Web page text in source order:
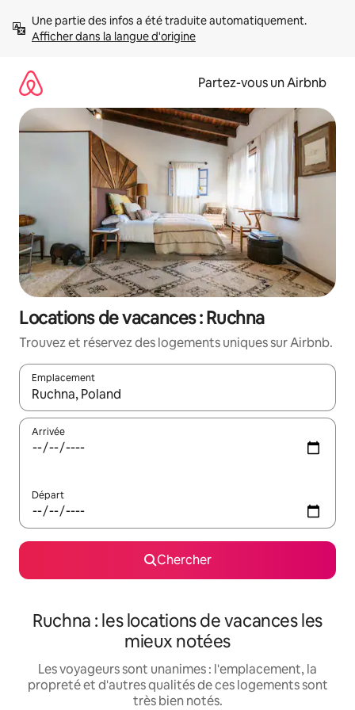
directement
Afficher dans la langue d'origine
Partez-vous un Airbnb
Locations de vacances : Ruchna
Trouvez et réservez des logements uniques sur Airbnb.
Emplacement
Quand les résultats sont affichés, parcourez-les en utilisant
Arrivée
Départ
Chercher
Ruchna : les locations de vacances les
mieux notées
Les voyageurs sont unanimes : l'emplacement, la
propreté et d'autres qualités de ces logements sont
très bien notés.